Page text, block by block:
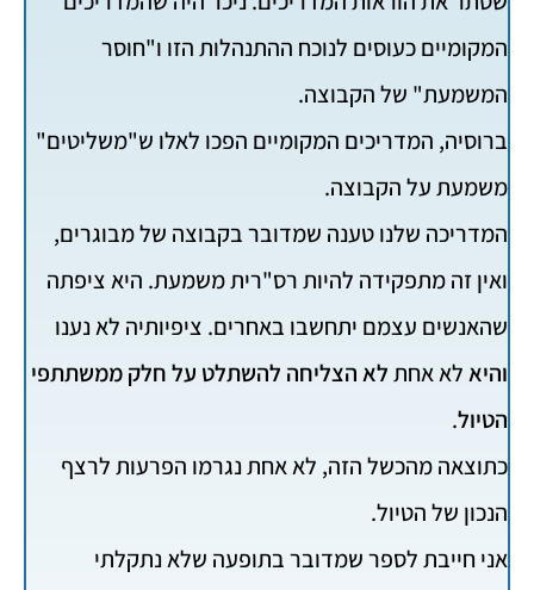
המקומיים כעוסים לנוכח ההתנהלות הזו ו"חוסר
המשמעת" של הקבוצה.
ברוסיה, המדריכים המקומיים הפכו לאלו ש"משליטים"
משמעת על הקבוצה.
המדריכה שלנו טענה שמדובר בקבוצה של מבוגרים,
ואין זה מתפקידה להיות רס"רית משמעת. היא ציפתה
שהאנשים עצמם יתחשבו באחרים. ציפיותיה לא נענו
והיאלא אחתלא הצליחה להשתלט על חלק ממשתתפי
הטיול.
כתוצאה מהכשל הזה, לא אחת נגרמו הפרעות לרצף
הנכון של הטיול.
אני חייבת לספר שמדובר בתופעה שלא נתקלתי